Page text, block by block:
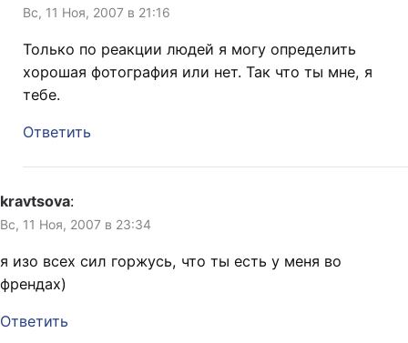
Вс, 11 Ноя, 2007 в 21:16
Только по реакции людей я могу определить
хорошая фотография или нет. Так что ты мне, я
тебе.
Ответить
kravtsova:
Вс, 11 Ноя, 2007 в 23:34
я изо всех сил горжусь, что ты есть у меня во
френдах)
Ответить